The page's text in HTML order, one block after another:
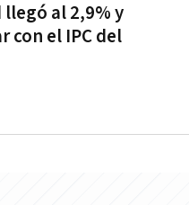
al 2,9% y
con el IPC del